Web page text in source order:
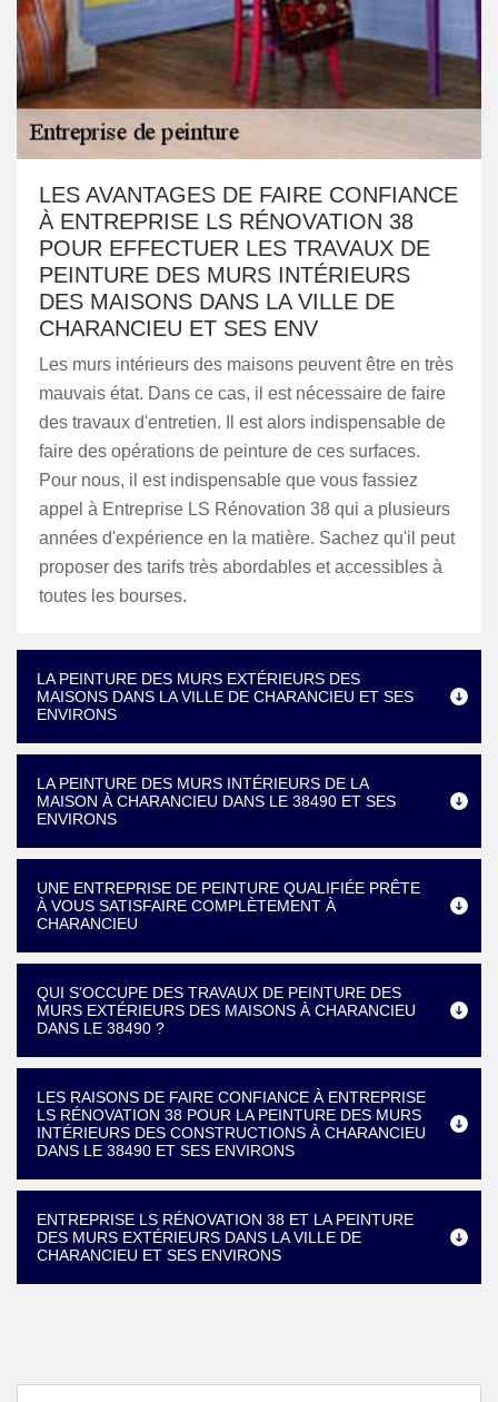
LES AVANTAGES DE FAIRE CONFIANCE
À ENTREPRISE LS RÉNOVATION 38
POUR EFFECTUER LES TRAVAUX DE
PEINTURE DES MURS INTÉRIEURS
DES MAISONS DANS LA VILLE DE
CHARANCIEU ET SES ENV
Les murs intérieurs des maisons peuvent être en très
mauvais état. Dans ce cas, il est nécessaire de faire
des travaux d'entretien. Il est alors indispensable de
faire des opérations de peinture de ces surfaces.
Pour nous, il est indispensable que vous fassiez
appel à Entreprise LS Rénovation 38 qui a plusieurs
années d'expérience en la matière. Sachez qu'il peut
proposer des tarifs très abordables et accessibles à
toutes les bourses.
LA PEINTURE DES MURS EXTÉRIEURS DES
MAISONS DANS LA VILLE DE CHARANCIEU ET SES
ENVIRONS
LA PEINTURE DES MURS INTÉRIEURS DE LA
MAISON À CHARANCIEU DANS LE 38490 ET SES
ENVIRONS
UNE ENTREPRISE DE PEINTURE QUALIFIÉE PRÊTE
À VOUS SATISFAIRE COMPLÈTEMENT À
CHARANCIEU
QUI S'OCCUPE DES TRAVAUX DE PEINTURE DES
MURS EXTÉRIEURS DES MAISONS À CHARANCIEU
DANS LE 38490 ?
LES RAISONS DE FAIRE CONFIANCE À ENTREPRISE
LS RÉNOVATION 38 POUR LA PEINTURE DES MURS
INTÉRIEURS DES CONSTRUCTIONS À CHARANCIEU
DANS LE 38490 ET SES ENVIRONS
ENTREPRISE LS RÉNOVATION 38 ET LA PEINTURE
DES MURS EXTÉRIEURS DANS LA VILLE DE
CHARANCIEU ET SES ENVIRONS